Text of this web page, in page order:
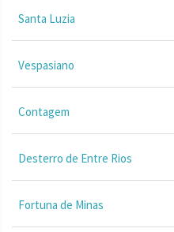
Santa Luzia
Vespasiano
Contagem
Desterro de Entre Rios
Fortuna de Minas